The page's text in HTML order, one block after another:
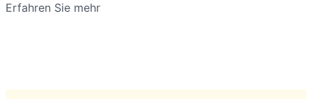
Erfahren Sie mehr